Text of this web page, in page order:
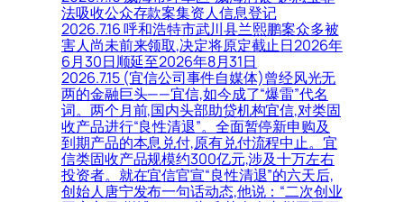
法吸收公众存款案集资人信息登记
2026.7.16 呼和浩特市武川县兰熙鹏案众多被
害人尚未前来领取,决定将原定截止日2026年
6月30日顺延至2026年8月31日
2026.7.15 (宜信公司事件自媒体)曾经风光无
两的金融巨头——宜信,如今成了“爆雷”代名
词。两个月前,国内头部助贷机构宜信,对类固
收产品进行“良性清退”。全面暂停新申购及
到期产品的本息兑付,原有兑付流程中止。宜
信类固收产品规模约300亿元,涉及十万左右
投资者。就在宜信官宣“良性清退”的六天后,
创始人唐宁发布一句话动态,他说：“二次创业